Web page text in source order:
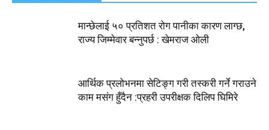
मान्छेलाई ५० प्रतिशत रोग पानीका कारण लाग्छ,
राज्य जिम्मेवार बन्नुपर्छ : खेमराज ओली
आर्थिक प्रलोभनमा सेटिङ्ग गरी तस्करी गर्ने गराउने
काम मसंग हुँदैन :प्रहरी उपरीक्षक दिलिप घिमिरे